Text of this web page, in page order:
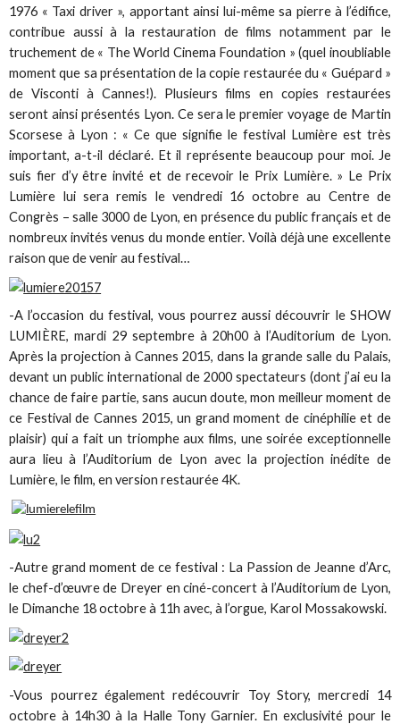
1976 « Taxi driver », apportant ainsi lui-même sa pierre à l’édifice,
contribue aussi à la restauration de films notamment par le
truchement de « The World Cinema Foundation » (quel inoubliable
moment que sa présentation de la copie restaurée du « Guépard »
de Visconti à Cannes!). Plusieurs films en copies restaurées
seront ainsi présentés Lyon. Ce sera le premier voyage de Martin
Scorsese à Lyon : « Ce que signifie le festival Lumière est très
important, a-t-il déclaré. Et il représente beaucoup pour moi. Je
suis fier d’y être invité et de recevoir le Prix Lumière. » Le Prix
Lumière lui sera remis le vendredi 16 octobre au Centre de
Congrès – salle 3000 de Lyon, en présence du public français et de
nombreux invités venus du monde entier. Voilà déjà une excellente
raison que de venir au festival…
-A l’occasion du festival, vous pourrez aussi découvrir le SHOW
LUMIÈRE, mardi 29 septembre à 20h00 à l’Auditorium de Lyon.
Après la projection à Cannes 2015, dans la grande salle du Palais,
devant un public international de 2000 spectateurs (dont j’ai eu la
chance de faire partie, sans aucun doute, mon meilleur moment de
ce Festival de Cannes 2015, un grand moment de cinéphilie et de
plaisir) qui a fait un triomphe aux films, une soirée exceptionnelle
aura lieu à l’Auditorium de Lyon avec la projection inédite de
Lumière, le film, en version restaurée 4K.
-Autre grand moment de ce festival : La Passion de Jeanne d’Arc,
le chef-d’œuvre de Dreyer en ciné-concert à l’Auditorium de Lyon,
le Dimanche 18 octobre à 11h avec, à l’orgue, Karol Mossakowski.
-Vous pourrez également redécouvrir Toy Story, mercredi 14
octobre à 14h30 à la Halle Tony Garnier. En exclusivité pour le